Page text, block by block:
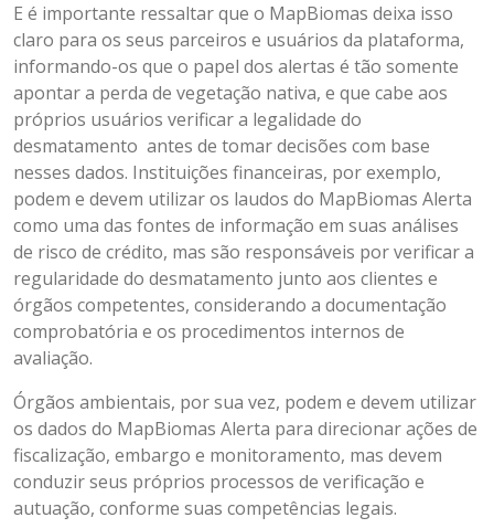
E é importante ressaltar que o MapBiomas deixa isso
claro para os seus parceiros e usuários da plataforma,
informando-os que o papel dos alertas é tão somente
apontar a perda de vegetação nativa, e que cabe aos
próprios usuários verificar a legalidade do
desmatamento antes de tomar decisões com base
nesses dados. Instituições financeiras, por exemplo,
podem e devem utilizar os laudos do MapBiomas Alerta
como uma das fontes de informação em suas análises
de risco de crédito, mas são responsáveis por verificar a
regularidade do desmatamento junto aos clientes e
órgãos competentes, considerando a documentação
comprobatória e os procedimentos internos de
avaliação.
Órgãos ambientais, por sua vez, podem e devem utilizar
os dados do MapBiomas Alerta para direcionar ações de
fiscalização, embargo e monitoramento, mas devem
conduzir seus próprios processos de verificação e
autuação, conforme suas competências legais.